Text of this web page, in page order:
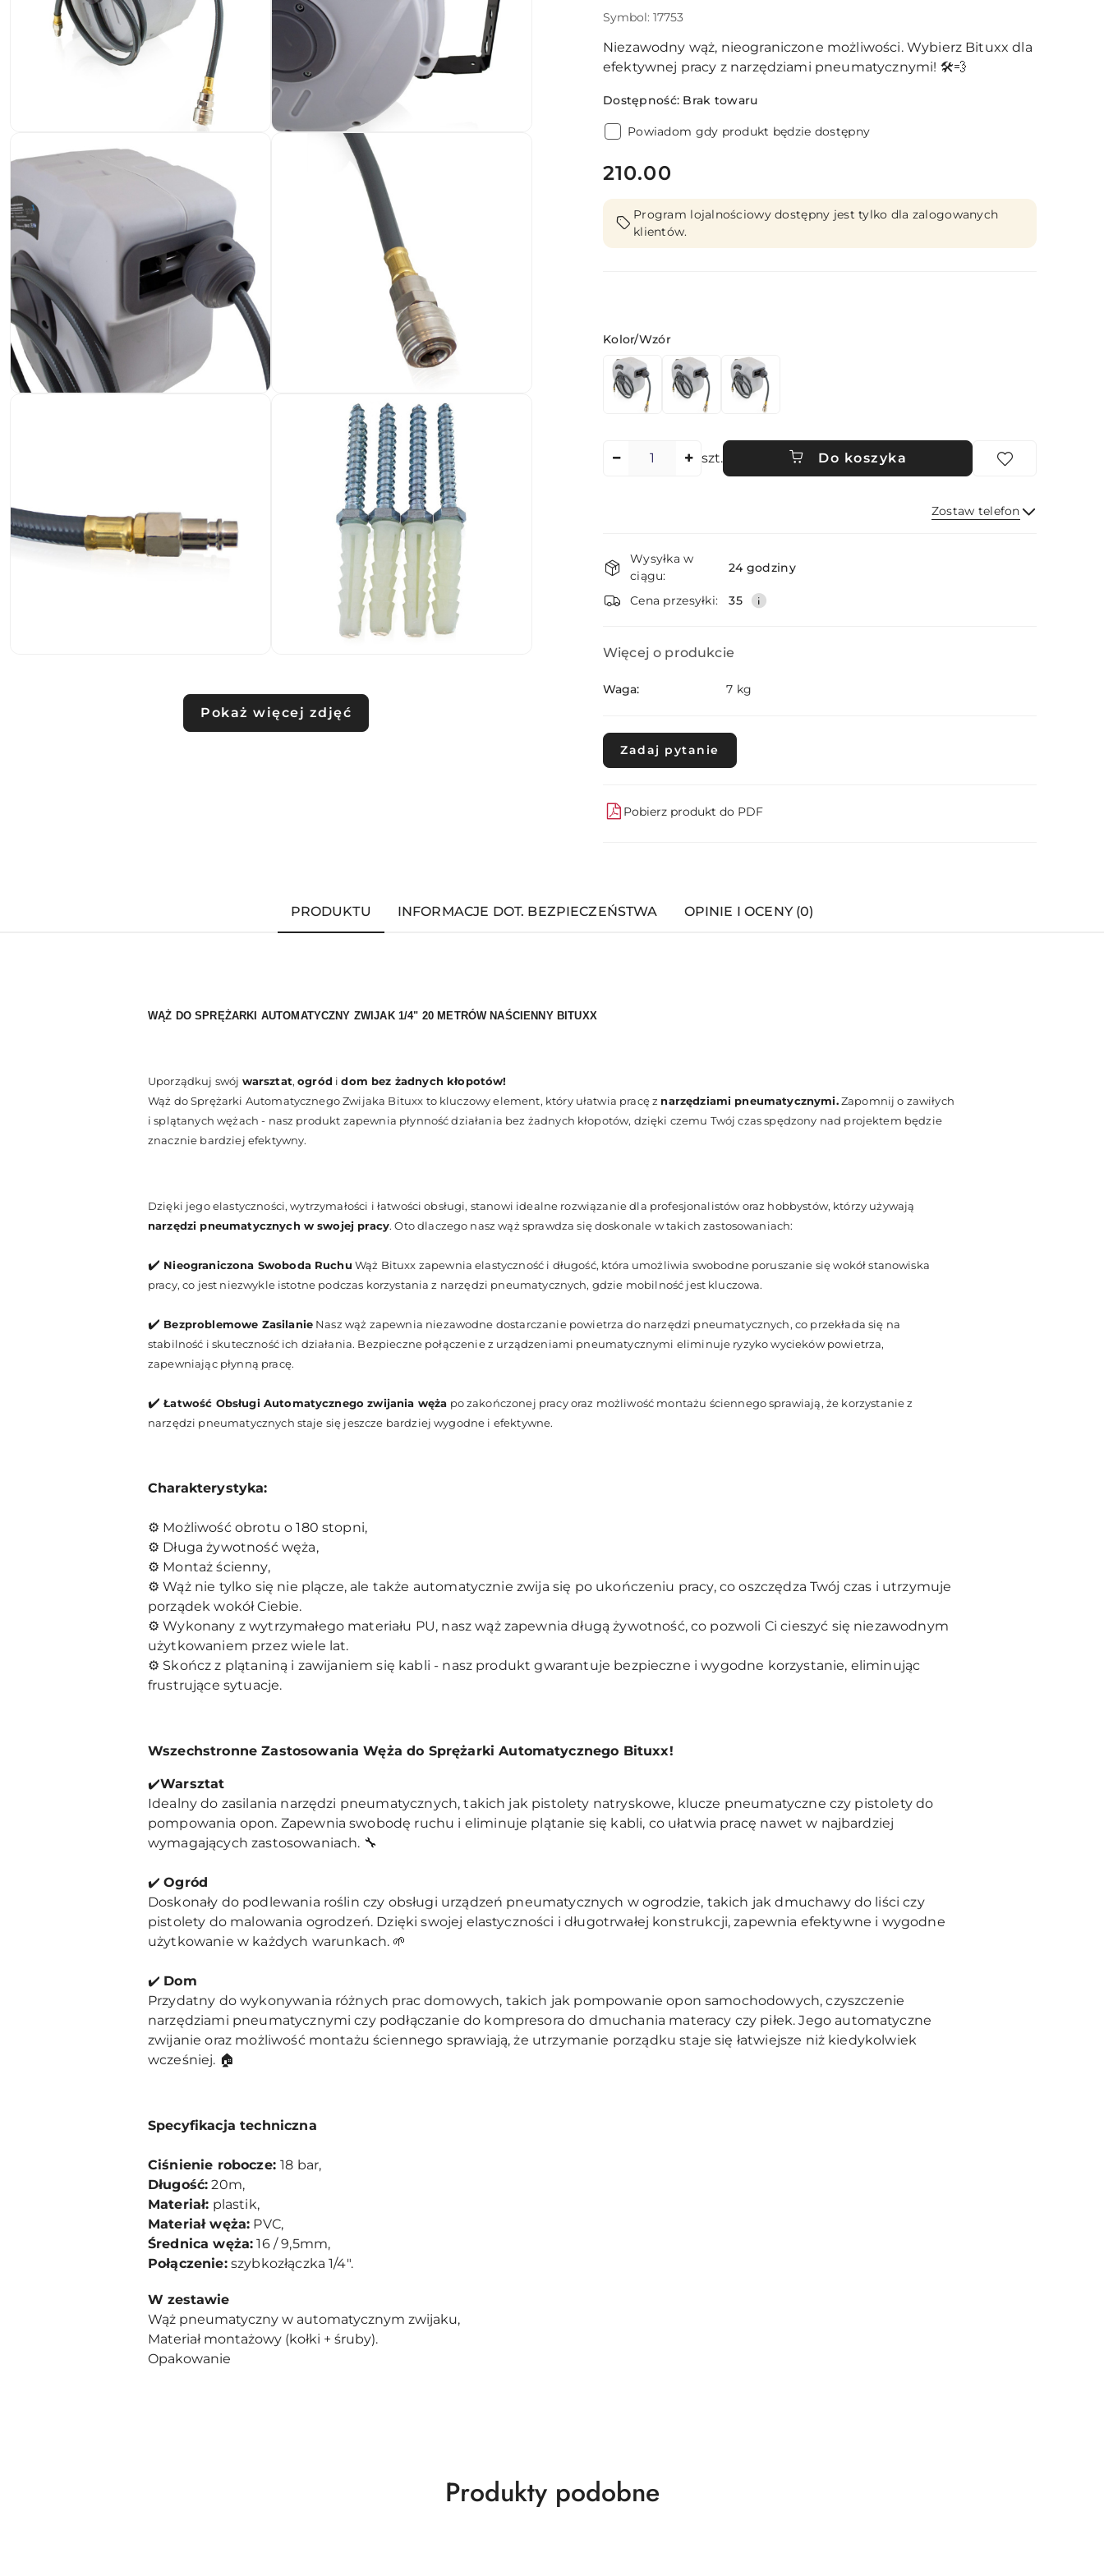
Pokaż więcej zdjęć
Symbol: 17753
Niezawodny wąż, nieograniczone możliwości. Wybierz Bituxx dla
efektywnej pracy z narzędziami pneumatycznymi! 🛠️💨
Dostępność: Brak towaru
Powiadom gdy produkt będzie dostępny
cena:
210.00
Program lojalnościowy dostępny jest tylko dla zalogowanych
klientów.
Wariant
Kolor/Wzór
szt. Do koszyka
Zostaw telefon
Dostępność
i
dostawa
Wysyłka w
ciągu:
24 godziny
Cena przesyłki: 35
Więcej o produkcie
Waga: 7 kg
Zadaj pytanie
Pobierz produkt do PDF
PRODUKTU INFORMACJE DOT. BEZPIECZEŃSTWA OPINIE I OCENY (0)
WĄŻ DO SPRĘŻARKI AUTOMATYCZNY ZWIJAK 1/4" 20 METRÓW NAŚCIENNY BITUXX
Uporządkuj swój warsztat,ogród idom bez żadnych kłopotów!
Wąż do Sprężarki Automatycznego Zwijaka Bituxx to kluczowy element, który ułatwia pracę z narzędziami pneumatycznymi.Zapomnij o zawiłych
i splątanych wężach - nasz produkt zapewnia płynność działania bez żadnych kłopotów, dzięki czemu Twój czas spędzony nad projektem będzie
znacznie bardziej efektywny.
Dzięki jego elastyczności, wytrzymałości i łatwości obsługi, stanowi idealne rozwiązanie dla profesjonalistów oraz hobbystów, którzy używają
narzędzi pneumatycznych w swojej pracy. Oto dlaczego nasz wąż sprawdza się doskonale w takich zastosowaniach:
✔️ Nieograniczona Swoboda Ruchu Wąż Bituxx zapewnia elastyczność i długość, która umożliwia swobodne poruszanie się wokół stanowiska
pracy, co jest niezwykle istotne podczas korzystania z narzędzi pneumatycznych, gdzie mobilność jest kluczowa.
✔️ Bezproblemowe Zasilanie Nasz wąż zapewnia niezawodne dostarczanie powietrza do narzędzi pneumatycznych, co przekłada się na
stabilność i skuteczność ich działania. Bezpieczne połączenie z urządzeniami pneumatycznymi eliminuje ryzyko wycieków powietrza,
zapewniając płynną pracę.
✔️Łatwość Obsługi Automatycznego zwijania węża po zakończonej pracy oraz możliwość montażu ściennego sprawiają, że korzystanie z
narzędzi pneumatycznych staje się jeszcze bardziej wygodne i efektywne.
Charakterystyka:
⚙️ Możliwość obrotu o 180 stopni,
⚙️ Długa żywotność węża,
⚙️ Montaż ścienny,
⚙️ Wąż nie tylko się nie plącze, ale także automatycznie zwija się po ukończeniu pracy, co oszczędza Twój czas i utrzymuje
porządek wokół Ciebie.
⚙️Wykonany z wytrzymałego materiału PU, nasz wąż zapewnia długą żywotność, co pozwoli Ci cieszyć się niezawodnym
użytkowaniem przez wiele lat.
⚙️ Skończ z plątaniną i zawijaniem się kabli - nasz produkt gwarantuje bezpieczne i wygodne korzystanie, eliminując
frustrujące sytuacje.
Wszechstronne Zastosowania Węża do Sprężarki Automatycznego Bituxx!
✔️Warsztat
Idealny do zasilania narzędzi pneumatycznych, takich jak pistolety natryskowe, klucze pneumatyczne czy pistolety do
pompowania opon. Zapewnia swobodę ruchu i eliminuje plątanie się kabli, co ułatwia pracę nawet w najbardziej
wymagających zastosowaniach. 🔧
✔️Ogród
Doskonały do podlewania roślin czy obsługi urządzeń pneumatycznych w ogrodzie, takich jak dmuchawy do liści czy
pistolety do malowania ogrodzeń. Dzięki swojej elastyczności i długotrwałej konstrukcji, zapewnia efektywne i wygodne
użytkowanie w każdych warunkach. 🌱
✔️ Dom
Przydatny do wykonywania różnych prac domowych, takich jak pompowanie opon samochodowych, czyszczenie
narzędziami pneumatycznymi czy podłączanie do kompresora do dmuchania materacy czy piłek. Jego automatyczne
zwijanie oraz możliwość montażu ściennego sprawiają, że utrzymanie porządku staje się łatwiejsze niż kiedykolwiek
wcześniej. 🏠
Specyfikacja techniczna
Ciśnienie robocze:18 bar,
Długość: 20m,
Materiał: plastik,
Materiał węża: PVC,
Średnica węża: 16 / 9,5mm,
Połączenie:szybkozłączka 1/4".
W zestawie
Wąż pneumatyczny w automatycznym zwijaku,
Materiał montażowy (kołki + śruby).
Opakowanie
Produkty
Produkty podobne